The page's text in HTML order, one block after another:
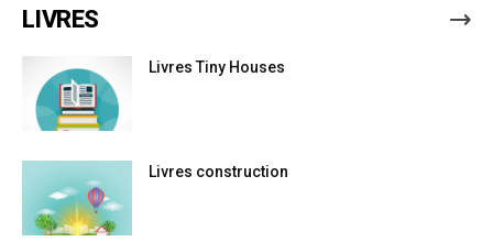
LIVRES
Livres Tiny Houses
Livres construction